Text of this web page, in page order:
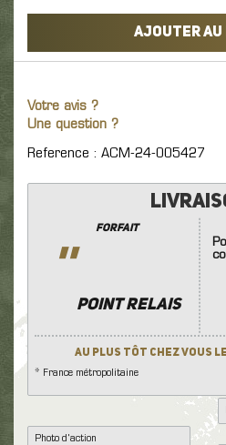
AJOUTER AU
Votre avis ?
Une question ?
Reference : ACM-24-005427
Forfait
''
POINT RELAIS
Au plus tôt chez vous le
* France métropolitaine
Photo d'action